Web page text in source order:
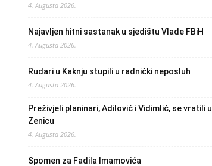
4. Augusta 2026.
Najavljen hitni sastanak u sjedištu Vlade FBiH
4. Augusta 2026.
Rudari u Kaknju stupili u radnički neposluh
4. Augusta 2026.
Preživjeli planinari, Adilović i Vidimlić, se vratili u
Zenicu
4. Augusta 2026.
Spomen za Fadila Imamovića